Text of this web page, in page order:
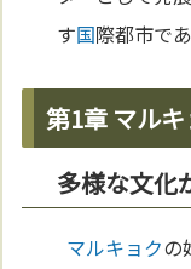
す国際都市であ
第1章 マル
多様な文化
マルキョクの